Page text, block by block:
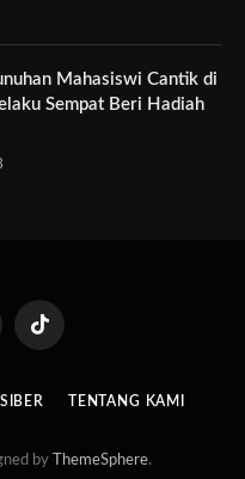
Mahasiswi Cantik di
Sempat Beri Hadiah
TikTok
TENTANG KAMI
by ThemeSphere.